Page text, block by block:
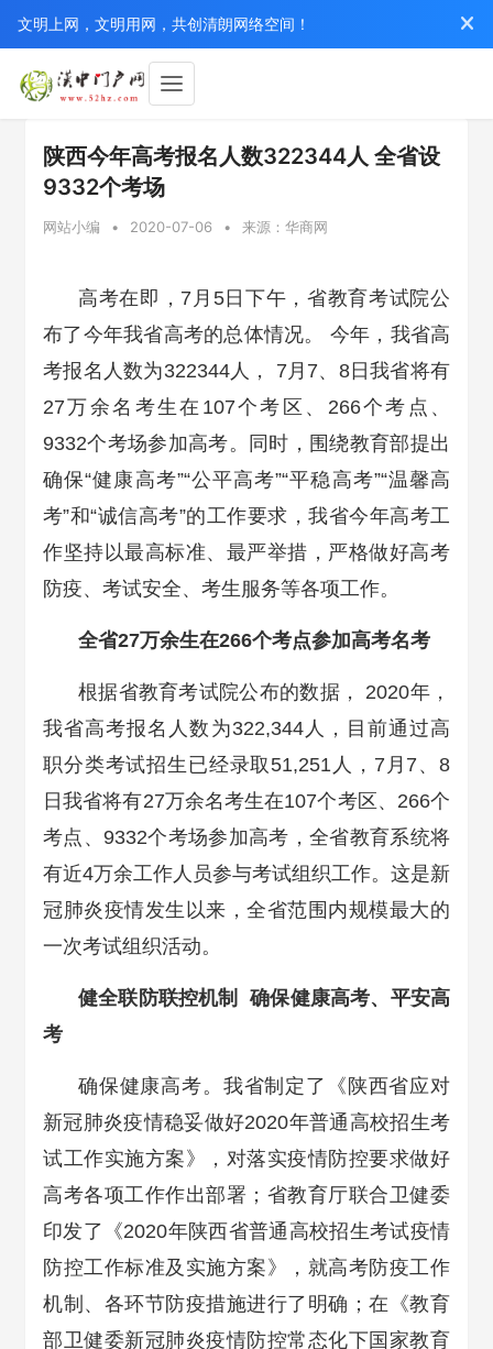
文明上网，文明用网，共创清朗网络空间！
陕西今年高考报名人数322344人 全省设
9332个考场
网站小编 • 2020-07-06 • 来源：华商网
高考在即，7月5日下午，省教育考试院公
布了今年我省高考的总体情况。 今年，我省高
考报名人数为322344人， 7月7、8日我省将有
27万余名考生在107个考区、266个考点、
9332个考场参加高考。同时，围绕教育部提出
确保“健康高考”“公平高考”“平稳高考”“温馨高
考”和“诚信高考”的工作要求，我省今年高考工
作坚持以最高标准、最严举措，严格做好高考
防疫、考试安全、考生服务等各项工作。
全省27万余生在266个考点参加高考名考
根据省教育考试院公布的数据， 2020年，
我省高考报名人数为322,344人，目前通过高
职分类考试招生已经录取51,251人，7月7、8
日我省将有27万余名考生在107个考区、266个
考点、9332个考场参加高考，全省教育系统将
有近4万余工作人员参与考试组织工作。这是新
冠肺炎疫情发生以来，全省范围内规模最大的
一次考试组织活动。
健全联防联控机制 确保健康高考、平安高
考
确保健康高考。我省制定了《陕西省应对
新冠肺炎疫情稳妥做好2020年普通高校招生考
试工作实施方案》，对落实疫情防控要求做好
高考各项工作作出部署；省教育厅联合卫健委
印发了《2020年陕西省普通高校招生考试疫情
防控工作标准及实施方案》，就高考防疫工作
机制、各环节防疫措施进行了明确；在《教育
部卫健委新冠肺炎疫情防控常态化下国家教育